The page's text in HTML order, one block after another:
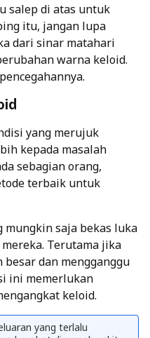
salep di atas untuk
itu, jangan lupa
dari sinar matahari
warna keloid.
yang merujuk
kepada masalah
sebagian orang,
terbaik untuk
mungkin saja bekas luka
Terutama jika
dan mengganggu
ini memerlukan
keloid.
yang terlalu